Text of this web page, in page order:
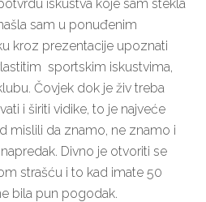
iskustva koje sam stekla
sam u ponuđenim
kroz prezentacije upoznati
sportskim iskustvima,
Čovjek dok je živ treba
i širiti vidike, to je najveće
mislili da znamo, ne znamo i
Divno je otvoriti se
strašću i to kad imate 50
bila pun pogodak.